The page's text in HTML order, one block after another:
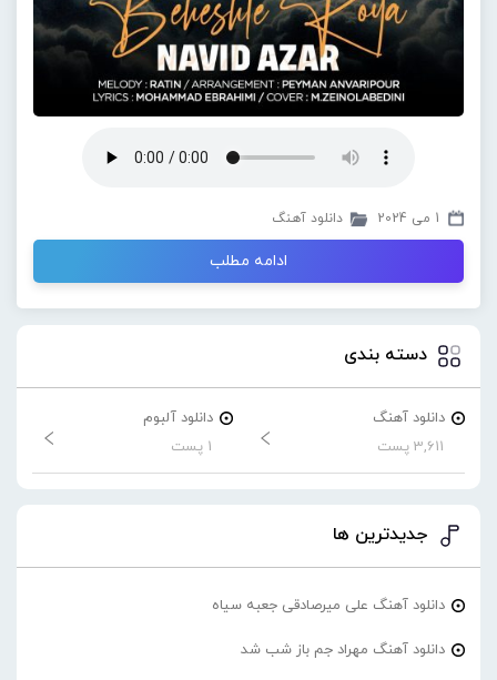
1 می 2024 دانلود آهنگ
ادامه مطلب
دسته بندی
دانلود آهنگ
3,611 پست
دانلود آلبوم
1 پست
جدیدترین ها
دانلود آهنگ علی میرصادقی جعبه سیاه
دانلود آهنگ مهراد جم باز شب شد